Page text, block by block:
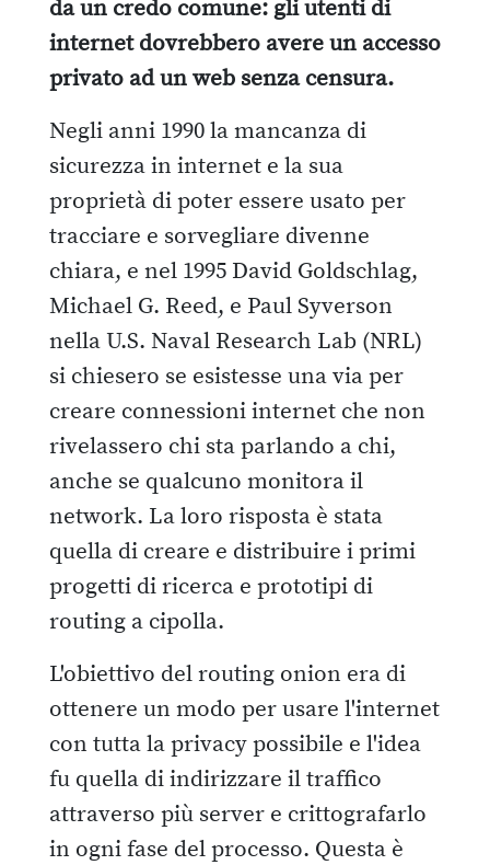
da un credo comune: gli utenti di
internet dovrebbero avere un accesso
privato ad un web senza censura.
Negli anni 1990 la mancanza di
sicurezza in internet e la sua
proprietà di poter essere usato per
tracciare e sorvegliare divenne
chiara, e nel 1995 David Goldschlag,
Michael G. Reed, e Paul Syverson
nella U.S. Naval Research Lab (NRL)
si chiesero se esistesse una via per
creare connessioni internet che non
rivelassero chi sta parlando a chi,
anche se qualcuno monitora il
network. La loro risposta è stata
quella di creare e distribuire i primi
progetti di ricerca e prototipi di
routing a cipolla.
L'obiettivo del routing onion era di
ottenere un modo per usare l'internet
con tutta la privacy possibile e l'idea
fu quella di indirizzare il traffico
attraverso più server e crittografarlo
in ogni fase del processo. Questa è